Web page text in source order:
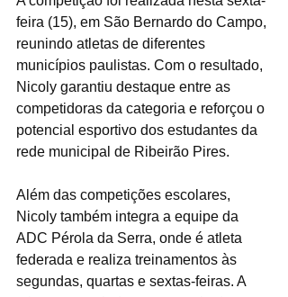
feira (15), em São Bernardo do Campo,
reunindo atletas de diferentes
municípios paulistas. Com o resultado,
Nicoly garantiu destaque entre as
competidoras da categoria e reforçou o
potencial esportivo dos estudantes da
rede municipal de Ribeirão Pires.
Além das competições escolares,
Nicoly também integra a equipe da
ADC Pérola da Serra, onde é atleta
federada e realiza treinamentos às
segundas, quartas e sextas-feiras. A